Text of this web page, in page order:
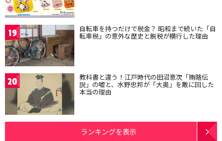
19 自転車を持つだけで税金？ 昭和まで続いた「自
転車税」の意外な歴史と脱税が横行した理由
20 教科書と違う！江戸時代の田沼意次「賄賂伝
説」の嘘と、水野忠邦が「大奥」を敵に回した
本当の理由
ランキングを表示